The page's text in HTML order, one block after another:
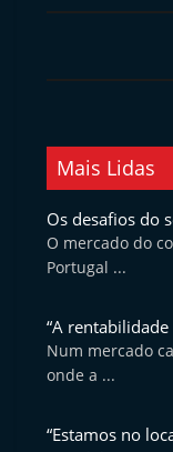
Mais Lidas
Os desafios do
O mercado do
Portugal ...
“A
Num mercado
onde a ...
“Estamos no